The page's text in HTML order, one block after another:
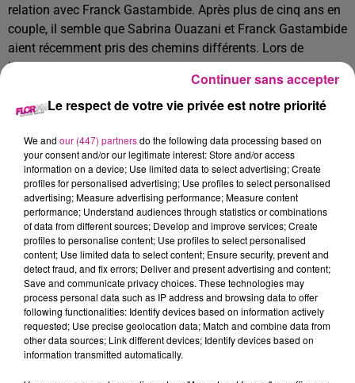
relation avec Franck Gastambide. Après plus de cinq ans en
couple, il semble que Sabrina Ouazani et Franck Gastambide
aient récemment pris des chemins différents. Lors de
l'émission "Nos Terres Inconnues", l'actrice a évoqué une
"rupture douloureuse" survenue il y a quelques mois.
Leur belle histoire d'amour avait été officialisée en 2018,
Gastambide et dans lequel Sabrina Ouazani jouait. Par la
suite, ils ont de nouveau partagé l'écran dans la série Validé,
après avoir collaboré ensemble sur Pattaya et Taxi 5.
TITRES DIFFUSÉS Voir plus
16h21
16h21
Le respect de votre vie privée est notre priorité
We and our (447) partnersdo the following data processing based on
your consent and/or our legitimate interest: Store and/or access
information on a device; Use limited data to select advertising; Create
profiles for personalised advertising; Use profiles to select personalised
advertising; Measure advertising performance; Measure content
performance; Understand audiences through statistics or combinations
of data from different sources; Develop and improve services; Create
profiles to personalise content; Use profiles to select personalised
content; Use limited data to select content; Ensure security, prevent and
detect fraud, and fix errors; Deliver and present advertising and content;
Save and communicate privacy choices. These technologies may
process personal data such as IP address and browsing data to offer
following functionalities: Identify devices based on information actively
requested; Use precise geolocation data; Match and combine data from
other data sources; Link different devices; Identify devices based on
information transmitted automatically.
Continuer sans accepter